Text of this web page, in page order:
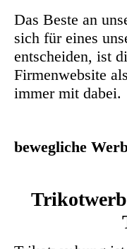
Das Beste an
sich für eines
entscheiden, ist
Firmenwebsite
immer mit dabei.
bewegliche